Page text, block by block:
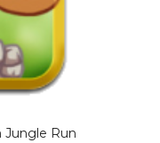
Jungle Run